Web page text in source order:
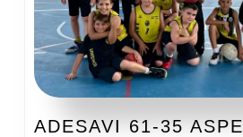
ADESAVI 61-35 ASPE